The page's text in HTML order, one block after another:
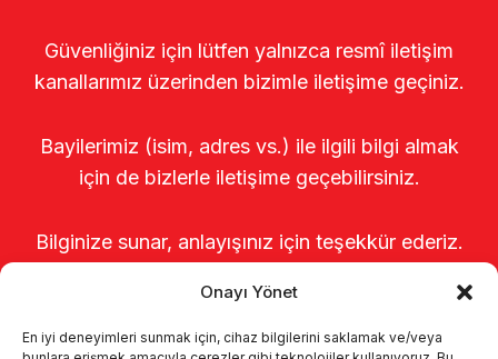
Onayı Yönet
En iyi deneyimleri sunmak için, cihaz bilgilerini saklamak ve/veya
Güvenliğiniz için lütfen yalnızca resmî iletişim
kanallarımız üzerinden bizimle iletişime geçiniz.
Bayilerimiz (isim, adres vs.) ile ilgili bilgi almak
için de bizlerle iletişime geçebilirsiniz.
Bilginize sunar, anlayışınız için teşekkür ederiz.